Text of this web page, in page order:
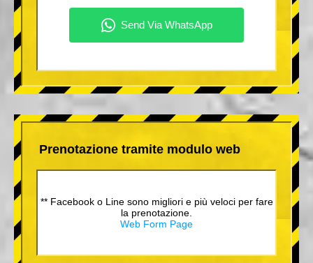
Prenotazione tramite modulo web
** Facebook o Line sono migliori e più veloci per fare
la prenotazione.
Web Form Page